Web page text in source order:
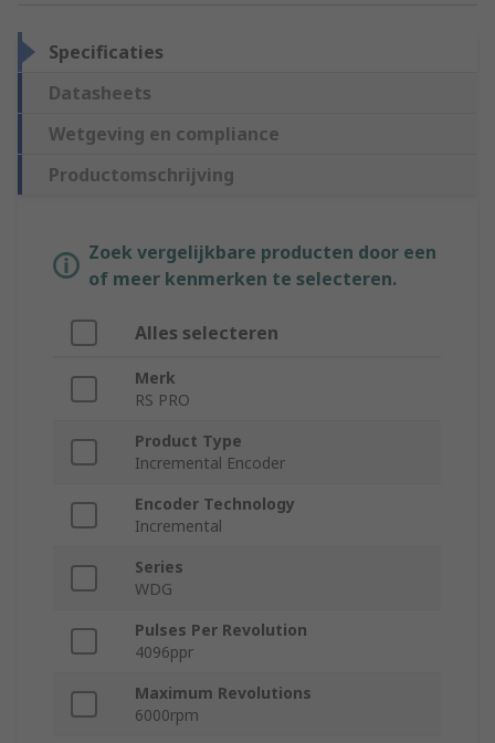
Specificaties
Datasheets
Wetgeving en compliance
Productomschrijving
Zoek vergelijkbare producten door een
of meer kenmerken te selecteren.
Alles selecteren
Merk
RS PRO
Product Type
Incremental Encoder
Encoder Technology
Incremental
Series
WDG
Pulses Per Revolution
4096ppr
Maximum Revolutions
6000rpm